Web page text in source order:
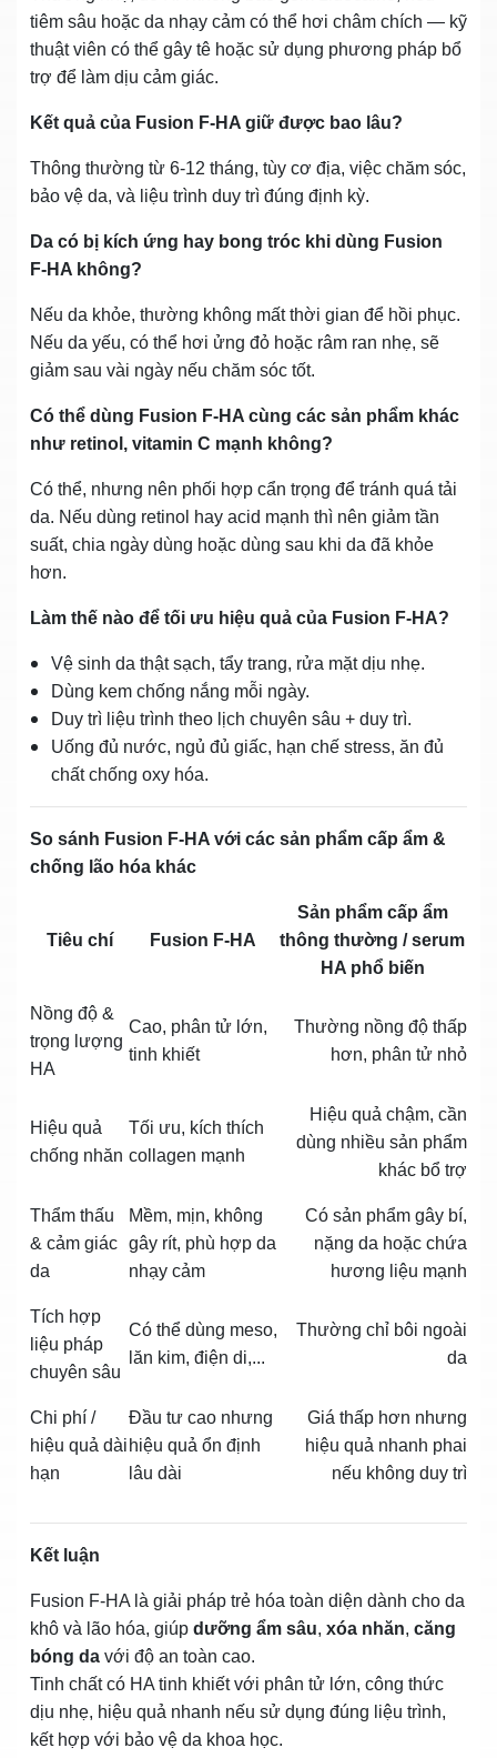
tiêm sâu hoặc da nhạy cảm có thể hơi châm chích — kỹ
thuật viên có thể gây tê hoặc sử dụng phương pháp bổ
trợ để làm dịu cảm giác.
Kết quả của Fusion F‑HA giữ được bao lâu?
Thông thường từ 6‑12 tháng, tùy cơ địa, việc chăm sóc,
bảo vệ da, và liệu trình duy trì đúng định kỳ.
Da có bị kích ứng hay bong tróc khi dùng Fusion
F‑HA không?
Nếu da khỏe, thường không mất thời gian để hồi phục.
Nếu da yếu, có thể hơi ửng đỏ hoặc râm ran nhẹ, sẽ
giảm sau vài ngày nếu chăm sóc tốt.
Có thể dùng Fusion F‑HA cùng các sản phẩm khác
như retinol, vitamin C mạnh không?
Có thể, nhưng nên phối hợp cẩn trọng để tránh quá tải
da. Nếu dùng retinol hay acid mạnh thì nên giảm tần
suất, chia ngày dùng hoặc dùng sau khi da đã khỏe
hơn.
Làm thế nào để tối ưu hiệu quả của Fusion F‑HA?
Vệ sinh da thật sạch, tẩy trang, rửa mặt dịu nhẹ.
Dùng kem chống nắng mỗi ngày.
Duy trì liệu trình theo lịch chuyên sâu + duy trì.
Uống đủ nước, ngủ đủ giấc, hạn chế stress, ăn đủ
chất chống oxy hóa.
So sánh Fusion F‑HA với các sản phẩm cấp ẩm &
chống lão hóa khác
Tiêu chí Fusion F‑HA
Sản phẩm cấp ẩm
thông thường / serum
HA phổ biến
Nồng độ &
trọng lượng
HA
Cao, phân tử lớn,
tinh khiết
Thường nồng độ thấp
hơn, phân tử nhỏ
Hiệu quả
chống nhăn
Tối ưu, kích thích
collagen mạnh
Hiệu quả chậm, cần
dùng nhiều sản phẩm
khác bổ trợ
Thẩm thấu
& cảm giác
da
Mềm, mịn, không
gây rít, phù hợp da
nhạy cảm
Có sản phẩm gây bí,
nặng da hoặc chứa
hương liệu mạnh
Tích hợp
liệu pháp
chuyên sâu
Có thể dùng meso,
lăn kim, điện di,...
Thường chỉ bôi ngoài
da
Chi phí /
hiệu quả dài
hạn
Đầu tư cao nhưng
hiệu quả ổn định
lâu dài
Giá thấp hơn nhưng
hiệu quả nhanh phai
nếu không duy trì
Kết luận
Fusion F‑HA là giải pháp trẻ hóa toàn diện dành cho da
khô và lão hóa, giúp dưỡng ẩm sâu, xóa nhăn, căng
bóng da với độ an toàn cao.
Tinh chất có HA tinh khiết với phân tử lớn, công thức
dịu nhẹ, hiệu quả nhanh nếu sử dụng đúng liệu trình,
kết hợp với bảo vệ da khoa học.